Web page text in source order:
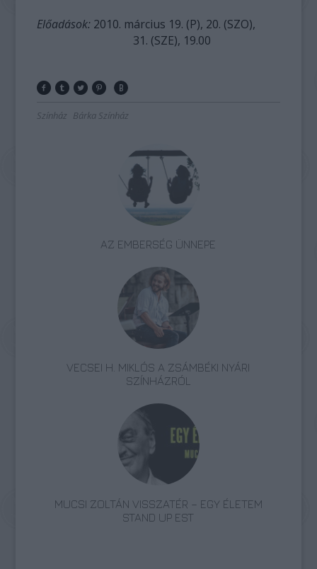
Előadások: 2010. március 19. (P), 20. (SZO),
31. (SZE), 19.00
Színház Bárka Színház
AZ EMBERSÉG ÜNNEPE
VECSEI H. MIKLÓS A ZSÁMBÉKI NYÁRI
SZÍNHÁZRÓL
MUCSI ZOLTÁN VISSZATÉR – EGY ÉLETEM
STAND UP EST